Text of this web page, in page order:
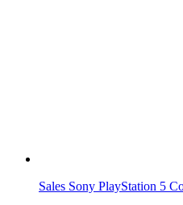
Sales Sony PlayStation 5